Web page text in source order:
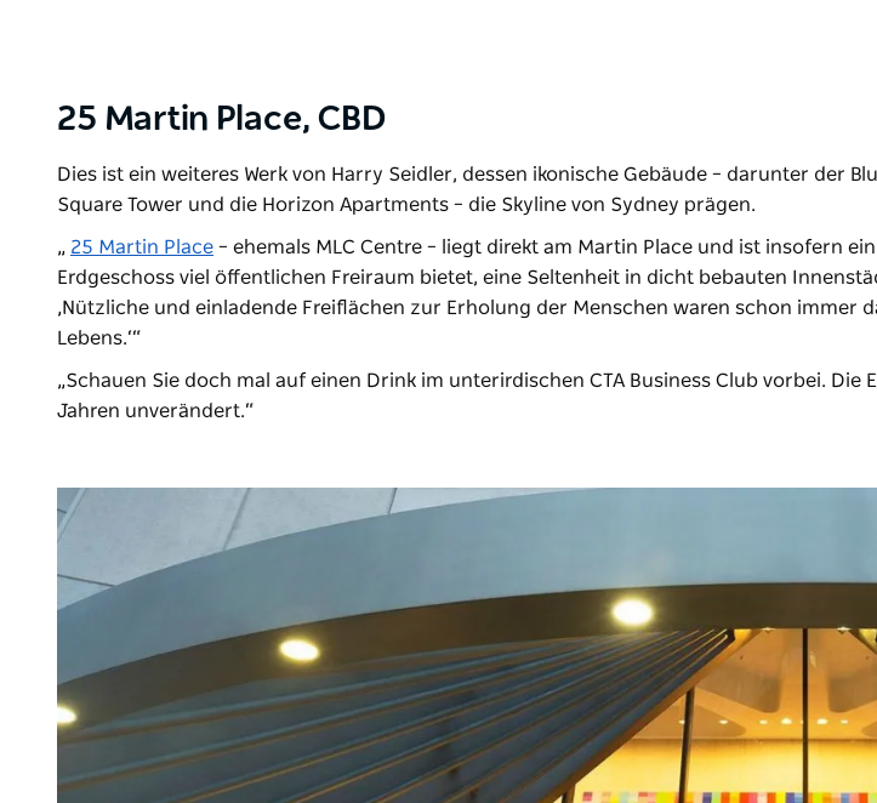
25 Martin Place, CBD
Dies ist ein weiteres Werk von Harry Seidler, dessen ikonische Gebäude – darunter der
Square Tower und die Horizon Apartments – die Skyline von Sydney prägen.
„ 25 Martin Place – ehemals MLC Centre – liegt direkt am Martin Place und ist insofern
Erdgeschoss viel öffentlichen Freiraum bietet, eine Seltenheit in dicht bebauten
‚Nützliche und einladende Freiflächen zur Erholung der Menschen waren schon immer
Lebens.‘“
„Schauen Sie doch mal auf einen Drink im unterirdischen CTA Business Club vorbei. Die
Jahren unverändert.“